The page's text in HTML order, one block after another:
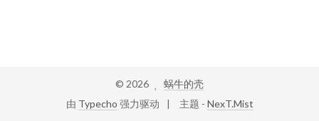
© 2026
蜗牛的壳
由 Typecho 强力驱动 主题 - NexT.Mist